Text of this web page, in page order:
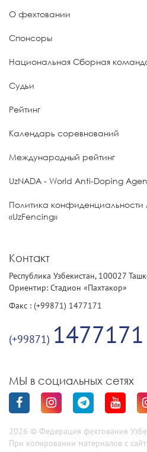
О фехтовании
Спонсоры
Национальная Сборная
Судьи
Рейтинг
Календарь соревнований
Международный рейтинг
UzNADA - World Anti-Doping
Политика
«UzFencing»
Контакт
Республика Узбекистан, 100027
Ориентир: Стадион «Пахтакор»
Факс : (+99871) 1477171
(+99871) 1477171
МЫ в социальных сетях
2026 © Федерация фехтования
При копировании материалов с